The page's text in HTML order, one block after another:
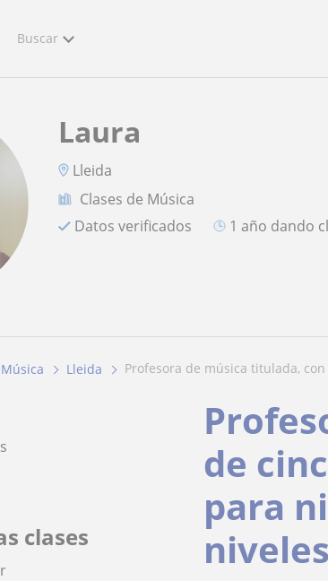
Buscar
Laura
Lleida
Clases de Música
Datos verificados
1 año dando
Música Lleida profesora de música titulada,
clases
de
para